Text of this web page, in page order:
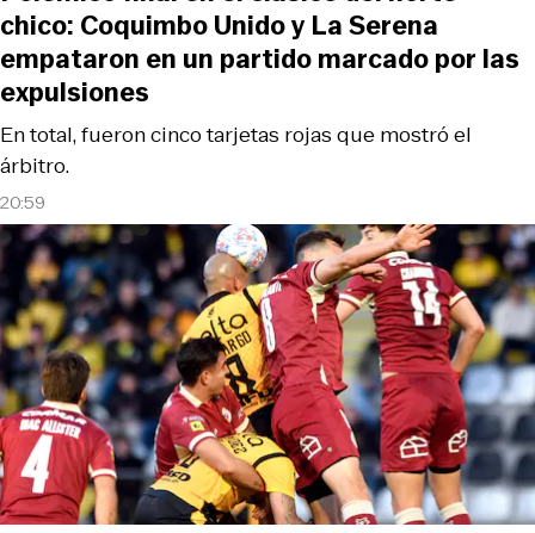
20:59
En total, fueron cinco tarjetas rojas que mostró el
árbitro.
chico: Coquimbo Unido y La Serena
empataron en un partido marcado por las
expulsiones